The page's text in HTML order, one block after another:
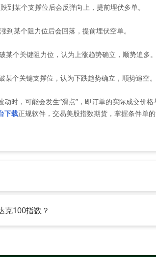
某个支撑位后会反弹向上，提前埋伏多单。
某个阻力位后会回落，提前埋伏空单。
个关键阻力位，认为上涨趋势确立，顺势追多。
个关键支撑位，认为下跌趋势确立，顺势追空。
，可能会发生“滑点”，即订单的实际成交价
下载正规软件，交易美股指数期货，掌握条件单
100指数？